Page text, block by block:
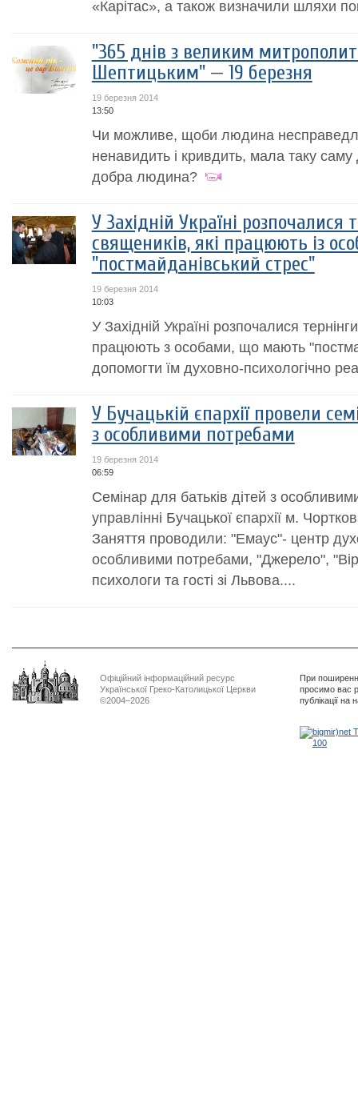
«Карітас», а також визначили шляхи
"365 днів з великим
Шептицьким" — 19 березня
19 березня 2014
13:50
Чи можливе, щоби людина
ненавидить і кривдить, мала таку
добра людина?
У Західній Україні розпочалися
священиків, які працюють із
"постмайданівський стрес"
19 березня 2014
10:03
У Західній Україні розпочалися
працюють з особами, що мають
допомогти їм духовно-психологічно
У Бучацькій єпархії провели
з особливими потребами
19 березня 2014
06:59
Семінар для батьків дітей з
управлінні Бучацької єпархії м.
Заняття проводили: "Емаус"- центр
особливими потребами, "Джерело",
психологи та гості зі Львова....
Офіційний інформаційний ресурс
Української Греко-Католицької Церкви
©2004–2026
При
просимо вас
публікації на